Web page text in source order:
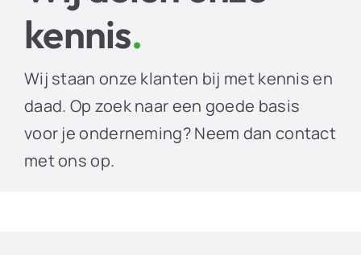
kennis.
Wij staan onze klanten bij met kennis en
daad. Op zoek naar een goede basis
voor je onderneming? Neem dan contact
met ons op.